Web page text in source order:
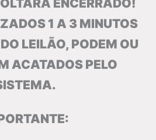
ENCERRADO!
1 A 3 MINUTOS
LEILÃO, PODEM OU
ACATADOS PELO